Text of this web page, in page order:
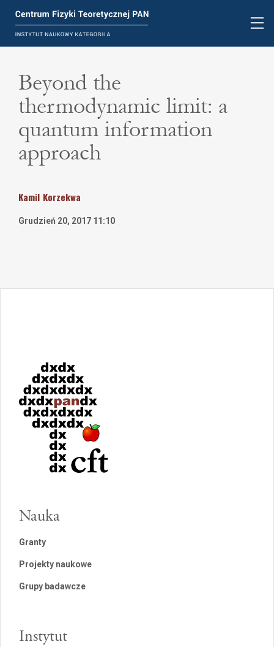
Beyond the
thermodynamic limit: a
quantum information
approach
Kamil Korzekwa
Grudzień 20, 2017 11:10
Nauka
Granty
Projekty naukowe
Grupy badawcze
Instytut